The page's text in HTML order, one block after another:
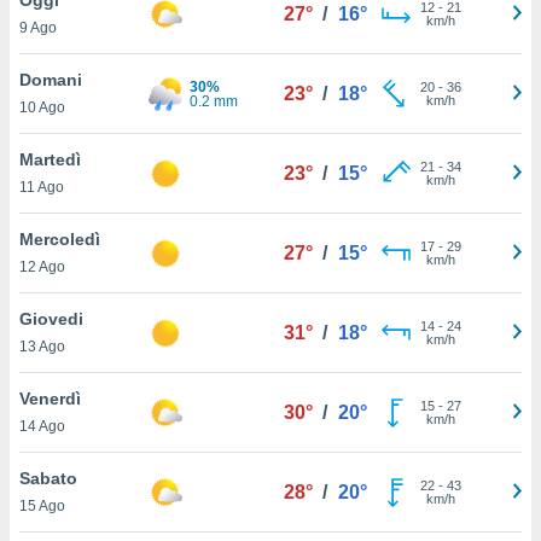
è
al sito
di
ci
di
il
un
la
nella
9 Ago
27° / 16° 12- 21
km/h
Domani
10 Ago
30%
0.2 mm
23° / 18° 20- 36
km/h
Martedì
11 Ago
23° / 15° 21 - 34
km/h
Mercoledì
12 Ago
27° / 15° 17- 29
km/h
Giovedi
13 Ago
31° / 18° 14- 24
km/h
Venerdì
14 Ago
30° / 20° 15- 27
km/h
Sabato
15 Ago
28° / 20° 22- 43
km/h